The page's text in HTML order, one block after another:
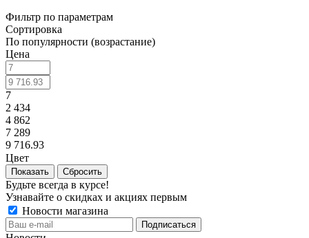
Фильтр по параметрам
Сортировка
По популярности (возрастание)
Цена
7
2 434
4 862
7 289
9 716.93
Цвет
Сбросить
Будьте всегда в курсе!
Узнавайте о скидках и акциях первым
Новости магазина